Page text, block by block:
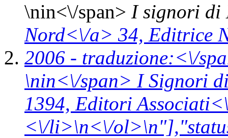
\nin<\/span> I signori
Nord<\/a> 34, Editrice
2006 - traduzione:<\/
\nin<\/span> I Signori
1394, Editori
<\/li>\n<\/